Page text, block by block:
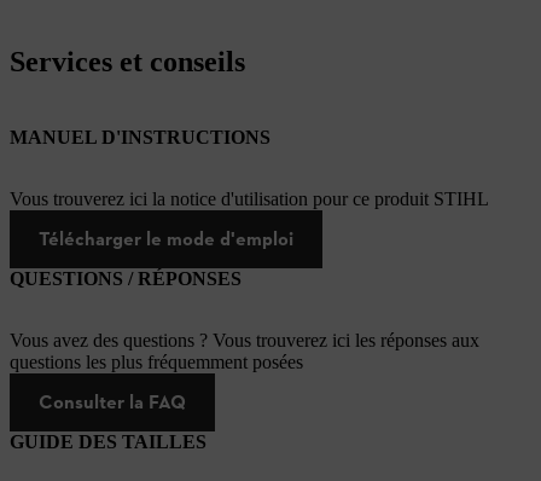
Services et conseils
MANUEL D'INSTRUCTIONS
Vous trouverez ici la notice d'utilisation pour ce produit STIHL
Télécharger le mode d'emploi
QUESTIONS / RÉPONSES
Vous avez des questions ? Vous trouverez ici les réponses aux
questions les plus fréquemment posées
Consulter la FAQ
GUIDE DES TAILLES